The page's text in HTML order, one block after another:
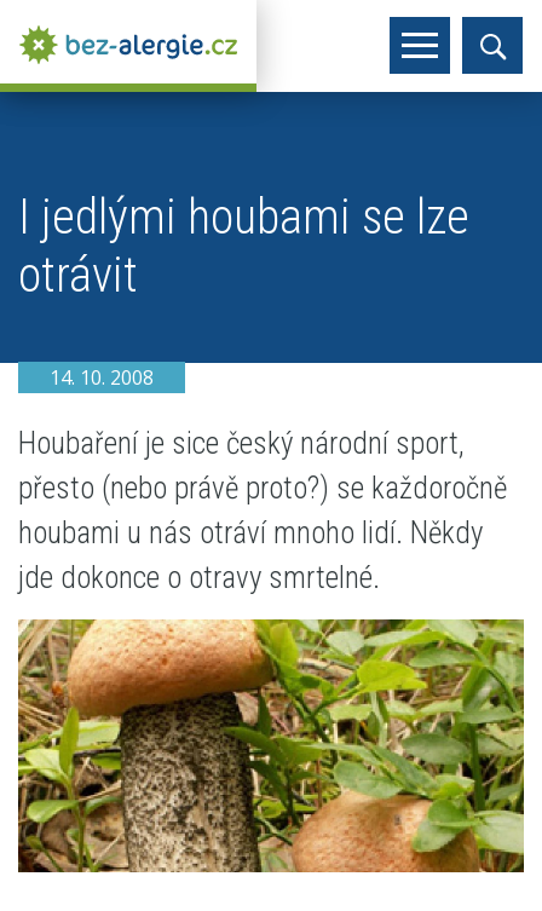
I jedlými houbami se lze
otrávit
14. 10. 2008
Houbaření je sice český národní sport,
přesto (nebo právě proto?) se každoročně
houbami u nás otráví mnoho lidí. Někdy
jde dokonce o otravy smrtelné.